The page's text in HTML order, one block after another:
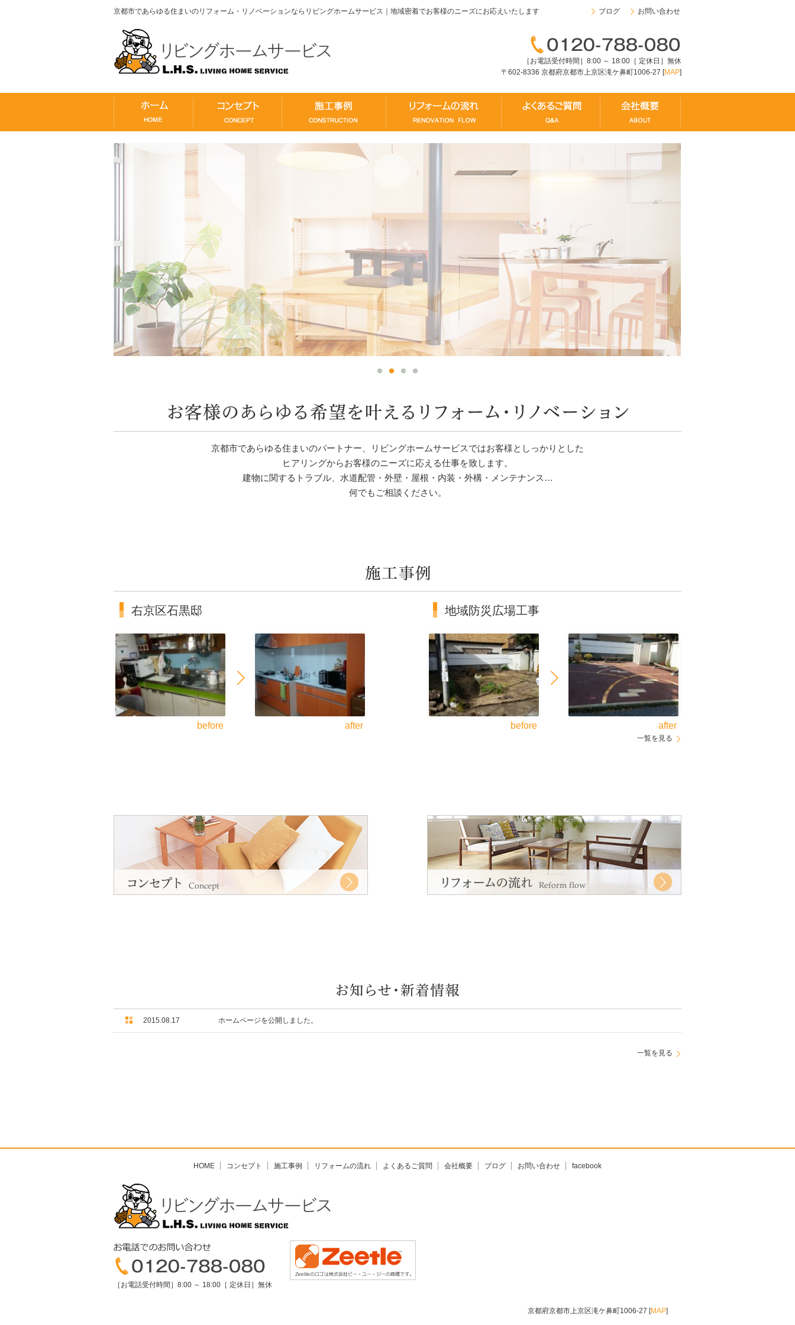
京都市であらゆる住まいのリフォーム・リノベーションならリビングホームサービス｜地域密着でお客様のニーズにお応えいたします ブログ お問い合わせ
［お電話受付時間］8:00 ～ 18:00［ 定休日］無休
〒602-8336 京都府京都市上京区滝ケ鼻町1006-27 [MAP]
京都市であらゆる住まいのパートナー、リビングホームサービスではお客様としっかりとした
ヒアリングからお客様のニーズに応える仕事を致します。
建物に関するトラブル、水道配管・外壁・屋根・内装・外構・メンテナンス…
何でもご相談ください。
右京区石黒邸
before after
地域防災広場工事
before after
一覧を見る
2015.08.17 ホームページを公開しました。
一覧を見る
HOME コンセプト 施工事例 リフォームの流れ よくあるご質問 会社概要 ブログ お問い合わせ facebook
［お電話受付時間］8:00 ～ 18:00［ 定休日］無休
京都府京都市上京区滝ケ鼻町1006-27 [MAP]